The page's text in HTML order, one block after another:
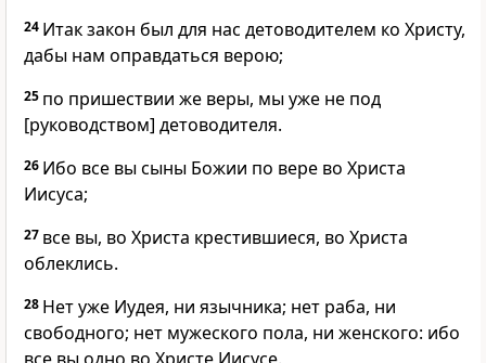
24 Итак закон был для нас детоводителем ко Христу,
дабы нам оправдаться верою;
25 по пришествии же веры, мы уже не под
[руководством] детоводителя.
26 Ибо все вы сыны Божии по вере во Христа
Иисуса;
27 все вы, во Христа крестившиеся, во Христа
облеклись.
28 Нет уже Иудея, ни язычника; нет раба, ни
свободного; нет мужеского пола, ни женского: ибо